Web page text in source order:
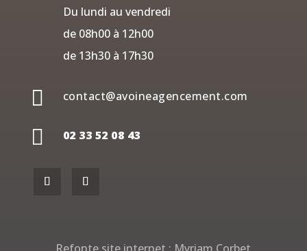
Du lundi au vendredi
de 08h00 à 12h00
de 13h30 à 17h30
 contact@avoineagencement.com
 02 33 52 08 43